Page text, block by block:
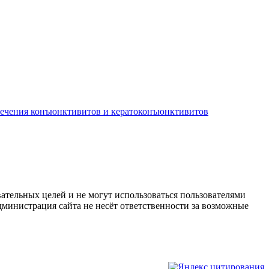
конъюнктивитов и кератоконъюнктивитов
целей и не могут использоваться пользователями
сайта не несёт ответственности за возможные